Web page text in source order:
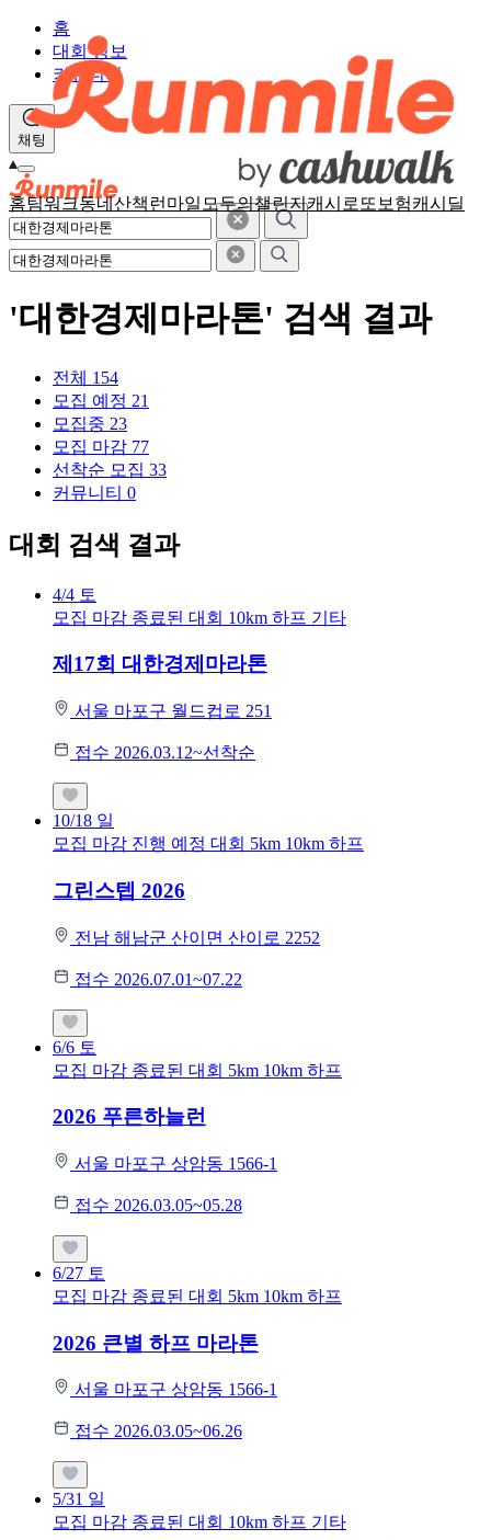
홈팀워크동네산책 런마일 모두의챌린지캐시로또 보험캐시딜
홈
대회 정보
커뮤니티
채팅
'대한경제마라톤' 검색 결과
전체 154
모집 예정 21
모집중 23
모집 마감 77
선착순 모집 33
커뮤니티 0
대회 검색 결과
4/4 토
모집 마감 종료된 대회 10km 하프 기타
제17회 대한경제마라톤
서울 마포구 월드컵로 251
접수 2026.03.12~선착순
10/18 일
모집 마감 진행 예정 대회 5km 10km 하프
그린스텝 2026
전남 해남군 산이면 산이로 2252
접수 2026.07.01~07.22
6/6 토
모집 마감 종료된 대회 5km 10km 하프
2026 푸른하늘런
서울 마포구 상암동 1566-1
접수 2026.03.05~05.28
6/27 토
모집 마감 종료된 대회 5km 10km 하프
2026 큰별 하프 마라톤
서울 마포구 상암동 1566-1
접수 2026.03.05~06.26
5/31 일
모집 마감 종료된 대회 10km 하프 기타